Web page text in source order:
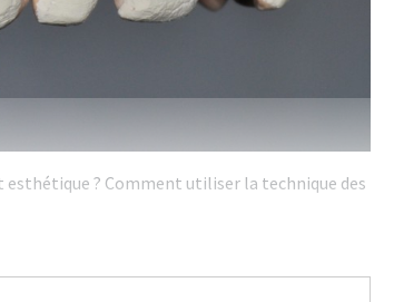
? Comment utiliser la technique des